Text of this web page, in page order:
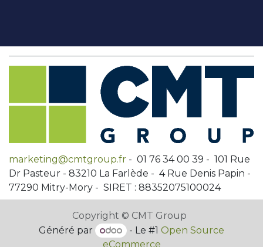
marketing@cmtgroup.fr - 01 76 34 00 39 - 101 Rue
Dr Pasteur - 83210 La Farlède - 4 Rue Denis Papin -
77290 Mitry-Mory - SIRET : 88352075100024
Copyright © CMT Group
Généré par
- Le #1Open Source
eCommerce